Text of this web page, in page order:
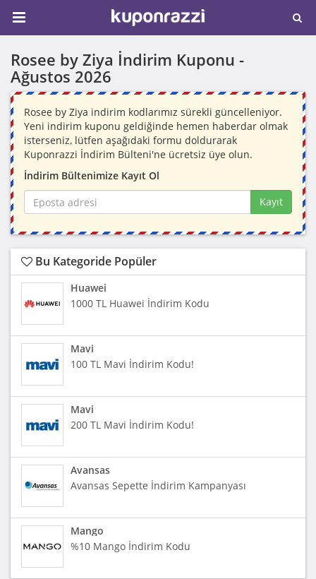
Rosee by Ziya İndirim Kuponu -
Ağustos 2026
Rosee by Ziya indirim kodlarımız sürekli güncelleniyor.
Yeni indirim kuponu geldiğinde hemen haberdar olmak
isterseniz, lütfen aşağıdaki formu doldurarak
Kuponrazzi İndirim Bülteni'ne ücretsiz üye olun.
İndirim Bültenimize Kayıt Ol
Kayıt
Bu Kategoride Popüler
Huawei
1000 TL Huawei İndirim Kodu
Mavi
100 TL Mavi İndirim Kodu!
Mavi
200 TL Mavi İndirim Kodu!
Avansas
Avansas Sepette İndirim Kampanyası
Mango
%10 Mango İndirim Kodu